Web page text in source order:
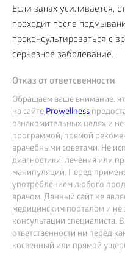
Если запах усиливается,
проходит после
проконсультироваться с
серьезное заболевание.
Отказ от ответсвенности
Обращаем ваше внимание,
на сайтеProwellness
ознакомительных целях и
программой, прямой
врачебными советами. Не
диагностики, лечения или
манипуляций. Перед
употреблением любого
врачом. Данный сайт не
медицинским порталом и не
консультации специалиста.
ответственности ни перед
косвенный или прямой